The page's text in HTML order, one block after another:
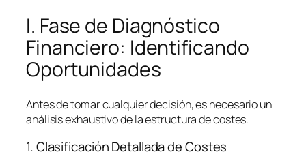
I. Fase de Diagnóstico
Financiero: Identificando
Oportunidades
Antes de tomar cualquier decisión, es necesario un
análisis exhaustivo de la estructura de costes.
1. Clasificación Detallada de Costes